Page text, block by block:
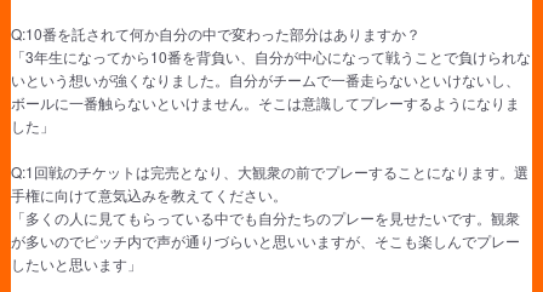
Q:10番を託されて何か自分の中で変わった部分はありますか？
「3年生になってから10番を背負い、自分が中心になって戦うことで負けられな
いという想いが強くなりました。自分がチームで一番走らないといけないし、
ボールに一番触らないといけません。そこは意識してプレーするようになりま
した」
Q:1回戦のチケットは完売となり、大観衆の前でプレーすることになります。選
手権に向けて意気込みを教えてください。
「多くの人に見てもらっている中でも自分たちのプレーを見せたいです。観衆
が多いのでピッチ内で声が通りづらいと思いいますが、そこも楽しんでプレー
したいと思います」